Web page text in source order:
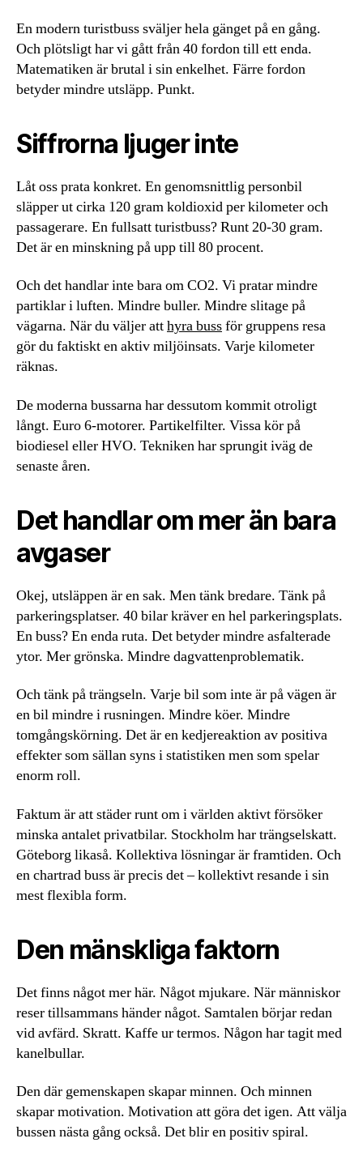
En modern turistbuss sväljer hela gänget på en gång.
Och plötsligt har vi gått från 40 fordon till ett enda.
Matematiken är brutal i sin enkelhet. Färre fordon
betyder mindre utsläpp. Punkt.
Siffrorna ljuger inte
Låt oss prata konkret. En genomsnittlig personbil
släpper ut cirka 120 gram koldioxid per kilometer och
passagerare. En fullsatt turistbuss? Runt 20-30 gram.
Det är en minskning på upp till 80 procent.
Och det handlar inte bara om CO2. Vi pratar mindre
partiklar i luften. Mindre buller. Mindre slitage på
vägarna. När du väljer atthyra bussför gruppens resa
gör du faktiskt en aktiv miljöinsats. Varje kilometer
räknas.
De moderna bussarna har dessutom kommit otroligt
långt. Euro 6-motorer. Partikelfilter. Vissa kör på
biodiesel eller HVO. Tekniken har sprungit iväg de
senaste åren.
Det handlar om mer än bara
avgaser
Okej, utsläppen är en sak. Men tänk bredare. Tänk på
parkeringsplatser. 40 bilar kräver en hel parkeringsplats.
En buss? En enda ruta. Det betyder mindre asfalterade
ytor. Mer grönska. Mindre dagvattenproblematik.
Och tänk på trängseln. Varje bil som inte är på vägen är
en bil mindre i rusningen. Mindre köer. Mindre
tomgångskörning. Det är en kedjereaktion av positiva
effekter som sällan syns i statistiken men som spelar
enorm roll.
Faktum är att städer runt om i världen aktivt försöker
minska antalet privatbilar. Stockholm har trängselskatt.
Göteborg likaså. Kollektiva lösningar är framtiden. Och
en chartrad buss är precis det – kollektivt resande i sin
mest flexibla form.
Den mänskliga faktorn
Det finns något mer här. Något mjukare. När människor
reser tillsammans händer något. Samtalen börjar redan
vid avfärd. Skratt. Kaffe ur termos. Någon har tagit med
kanelbullar.
Den där gemenskapen skapar minnen. Och minnen
skapar motivation. Motivation att göra det igen. Att välja
bussen nästa gång också. Det blir en positiv spiral.